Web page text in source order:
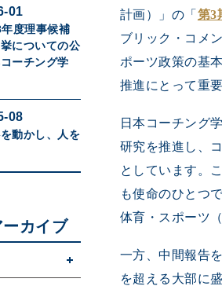
計画）」の「 第3
ブリック・コメ
ポーツ政策の基
推進にとって重
日本コーチング
研究を推進し、
としています。
も使命のひとつ
体育・スポーツ
一方、中間報告
を超える大部に
01
度理事候補
についての公
ーチング学
08
動かし、人を
カイブ